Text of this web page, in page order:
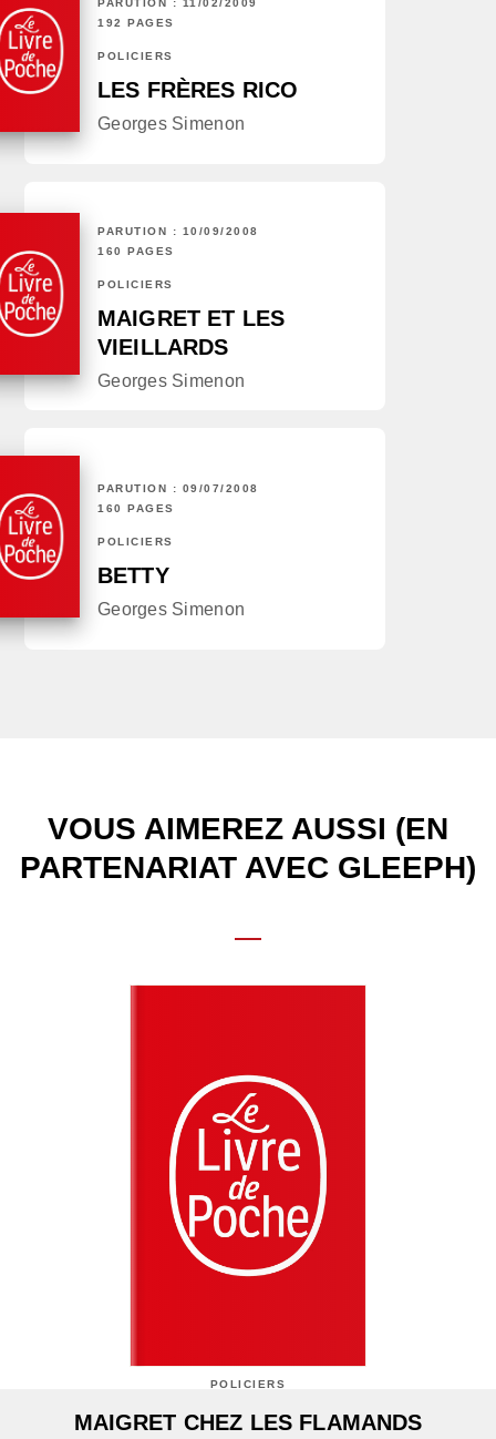
PARUTION : 11/02/2009
192 PAGES
POLICIERS
LES FRÈRES RICO
Georges Simenon
PARUTION : 10/09/2008
160 PAGES
POLICIERS
MAIGRET ET LES
VIEILLARDS
Georges Simenon
PARUTION : 09/07/2008
160 PAGES
POLICIERS
BETTY
Georges Simenon
VOUS AIMEREZ AUSSI (EN
PARTENARIAT AVEC GLEEPH)
POLICIERS
MAIGRET CHEZ LES FLAMANDS